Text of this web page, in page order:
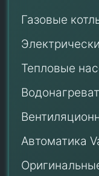
Газовые
Тепловые
Автоматика